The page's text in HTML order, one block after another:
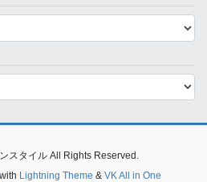
スタイル All Rights Reserved.
Lightning Theme & VK All in One